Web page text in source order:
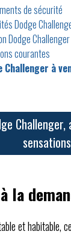
de sécurité
Dodge
Dodge Challenger
courantes
Challenger à
sensations
la
et habitable,